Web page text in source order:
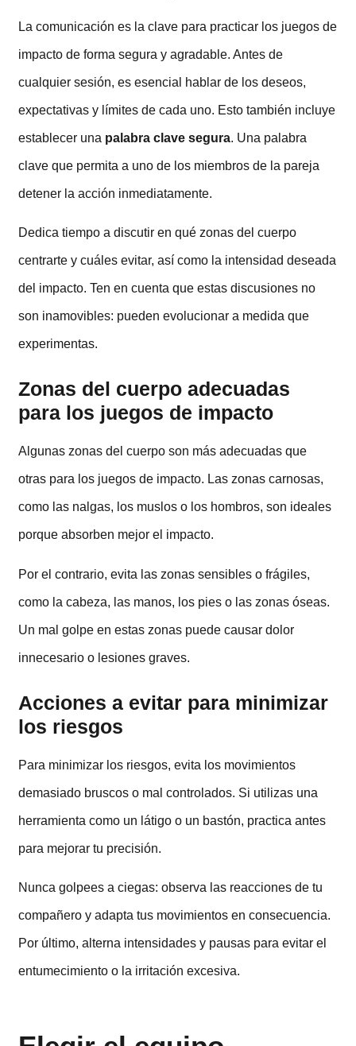
La comunicación es la clave para practicar los juegos de
impacto de forma segura y agradable. Antes de
cualquier sesión, es esencial hablar de los deseos,
expectativas y límites de cada uno. Esto también incluye
establecer una palabra clave segura. Una palabra
clave que permita a uno de los miembros de la pareja
detener la acción inmediatamente.
Dedica tiempo a discutir en qué zonas del cuerpo
centrarte y cuáles evitar, así como la intensidad deseada
del impacto. Ten en cuenta que estas discusiones no
son inamovibles: pueden evolucionar a medida que
experimentas.
Zonas del cuerpo adecuadas
para los juegos de impacto
Algunas zonas del cuerpo son más adecuadas que
otras para los juegos de impacto. Las zonas carnosas,
como las nalgas, los muslos o los hombros, son ideales
porque absorben mejor el impacto.
Por el contrario, evita las zonas sensibles o frágiles,
como la cabeza, las manos, los pies o las zonas óseas.
Un mal golpe en estas zonas puede causar dolor
innecesario o lesiones graves.
Acciones a evitar para minimizar
los riesgos
Para minimizar los riesgos, evita los movimientos
demasiado bruscos o mal controlados. Si utilizas una
herramienta como un látigo o un bastón, practica antes
para mejorar tu precisión.
Nunca golpees a ciegas: observa las reacciones de tu
compañero y adapta tus movimientos en consecuencia.
Por último, alterna intensidades y pausas para evitar el
entumecimiento o la irritación excesiva.